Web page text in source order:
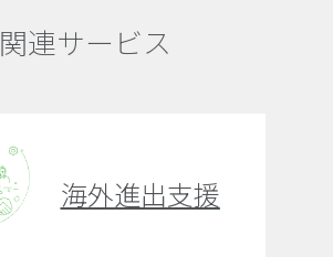
関連サービス
海外進出支援